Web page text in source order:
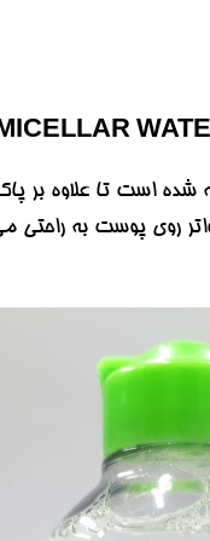
شده است تا علاوه بر
پوست به راحتی می